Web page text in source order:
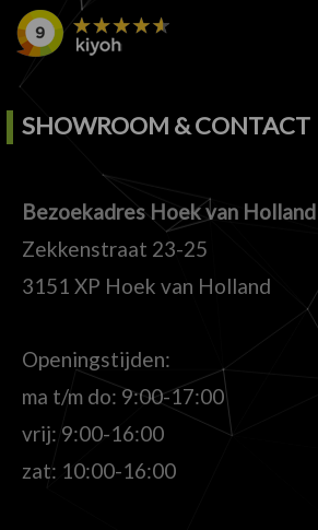
SHOWROOM & CONTACT
Bezoekadres Hoek van Holland
Zekkenstraat 23-25
3151 XP Hoek van Holland
Openingstijden:
ma t/m do: 9:00-17:00
vrij: 9:00-16:00
zat: 10:00-16:00